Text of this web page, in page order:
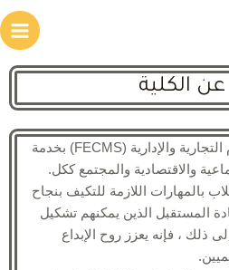
عن الكلية
تلتزم كلية الاقتصاد والعلوم التجارية والإدارية (FECMS) بخدمة
والاقتصادية والمجتمع ككل.
بالمهارات اللازمة للتكيف بنجاح
المستقبل الذين يمكنهم تشكيل
ذلك ، فإنه يعزز روح الإبداع